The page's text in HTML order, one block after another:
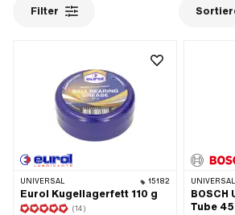
Filter
UNIVERSAL 15182
Eurol Kugellagerfett 110 g
(14)
UNIVERSAL
Tube